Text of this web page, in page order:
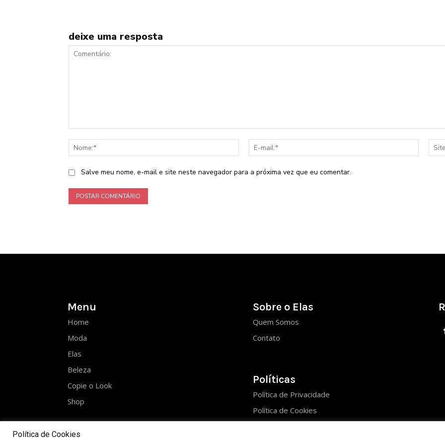
deixe uma resposta
Nome:*
mail:*
Salve meu nome, e-mail e site neste navegador para a próxima vez que eu comentar.
Menu
Home
Moda
Elas
Beleza
Copie o Look
Shop
Sobre o Elas
Quem Somos
Contato
Políticas
Política de Privacidade
Política de Cookies
Política de Cookies